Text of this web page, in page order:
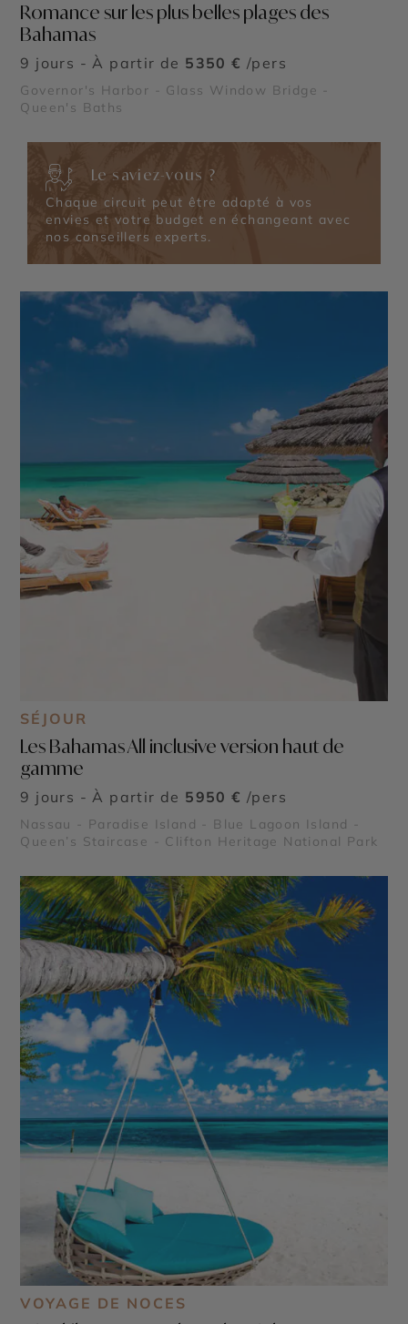
Romance sur les plus belles plages des
Bahamas
9 jours - À partir de 5350 € /pers
Governor's Harbor - Glass Window Bridge -
Queen's Baths
Le saviez-vous ?
Chaque circuit peut être adapté à vos
envies et votre budget en échangeant avec
nos conseillers experts.
SÉJOUR
Les Bahamas All inclusive version haut de
gamme
9 jours - À partir de 5950 € /pers
Nassau - Paradise Island - Blue Lagoon Island -
Queen’s Staircase - Clifton Heritage National Park
VOYAGE DE NOCES